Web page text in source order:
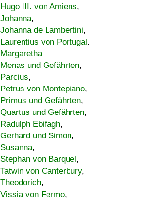
Hugo III. von Amiens,
Johanna,
Johanna de Lambertini,
Laurentius von Portugal,
Margaretha
Menas und Gefährten,
Parcius,
Petrus von Montepiano,
Primus und Gefährten,
Quartus und Gefährten,
Radulph Ebifagh,
Gerhard und Simon,
Susanna,
Stephan von Barquel,
Tatwin von Canterbury,
Theodorich,
Vissia von Fermo,